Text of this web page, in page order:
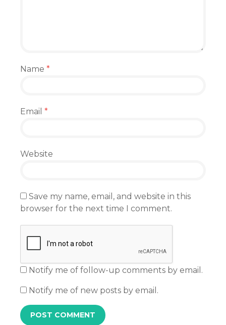
Name *
Email *
Website
Save my name, email, and website in this
browser for the next time I comment.
Notify me of follow-up comments by email.
Notify me of new posts by email.